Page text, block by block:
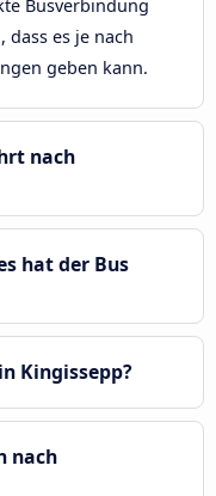
Busverbindung
dass es je nach
geben kann.
nach
hat der Bus
Kingissepp?
nach